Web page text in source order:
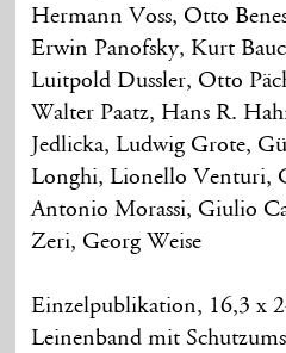
Hermann Voss, Otto
Erwin Panofsky, Kurt
Luitpold Dussler, Otto
Walter Paatz, Hans R.
Jedlicka, Ludwig Grote,
Longhi, Lionello Venturi,
Antonio Morassi, Giulio
Zeri, Georg Weise
Einzelpublikation, 16,3 x
Leinenband mit